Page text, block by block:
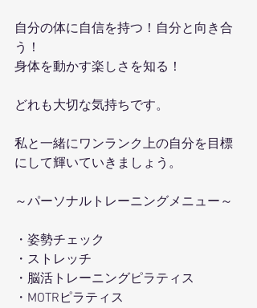
自分の体に自信を持つ！自分と向き合
う！
身体を動かす楽しさを知る！
どれも大切な気持ちです。
私と一緒にワンランク上の自分を目標
にして輝いていきましょう。
～パーソナルトレーニングメニュー～
・姿勢チェック
・ストレッチ
・脳活トレーニングピラティス
・MOTRピラティス